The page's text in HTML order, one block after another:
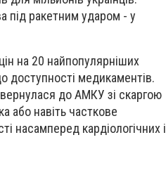
під ракетним ударом - у
на 20 найпопулярніших
доступності медикаментів.
до АМКУ зі скаргою
або навіть часткове
насамперед кардіологічних і